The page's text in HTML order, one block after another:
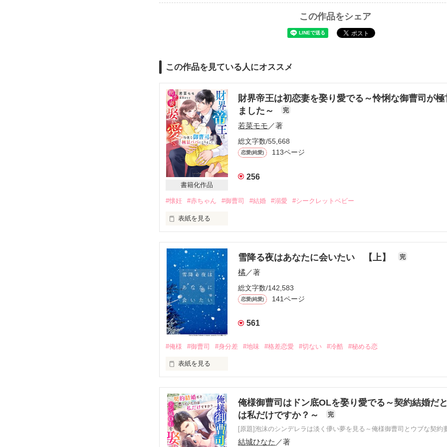
この作品をシェア
この作品を見ている人にオススメ
書籍化作品
財界帝王は初恋妻を娶り愛でる～怜悧な御曹司が極
ました～
完
若菜モモ ／著
総文字数/55,668
恋愛(純愛) 113ページ
256
#懐妊 #赤ちゃん #御曹司 #結婚 #溺愛 #シークレットベビー
表紙を見る
多額の借金を負った母を救うため、政略結婚が決まった私。
せめて一生に一度は、好きな人に愛されたい――。
だから、どうか今夜は私を帰さないでください。
＊＊＊＊＊＊＊＊
華道『名雪流』家元の娘
名雪紗世（なゆき さよ）
大手商社『京極ホールディングス』の御曹司
京極一樹（きょうごく かずき）
＊＊＊＊＊＊＊＊
「本気で紗世を抱くからな」
兄の親友でずっと憧れていた彼と、
一夜をともにできただけで幸せだった。
雪降る夜はあなたに会いたい 【上】 完
橘 ／著
総文字数/142,583
恋愛(純愛) 141ページ
561
#俺様 #御曹司 #身分差 #地味 #格差恋愛 #切ない #冷酷 #秘める恋
表紙を見る
身勝手で、強引で、尊大で。
出会いは最悪だった。
なのに。
俺様御曹司はドン底OLを娶り愛でる～契約結婚だ
は私だけですか？～
完
[原題]泡沫のシンデレラは淡く儚い夢を見る～俺様御曹司とウブな契約
結城ひなた ／著